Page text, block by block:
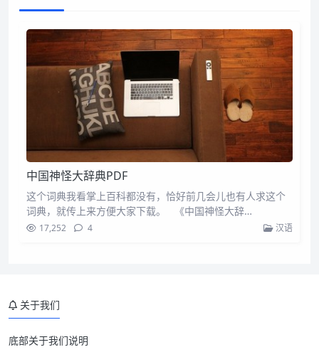
中国神怪大辞典PDF
这个词典我看掌上百科都没有，恰好前几会儿也有人求这个
词典，就传上来方便大家下载。 《中国神怪大辞…
17,252 4 汉语
关于我们
底部关于我们说明